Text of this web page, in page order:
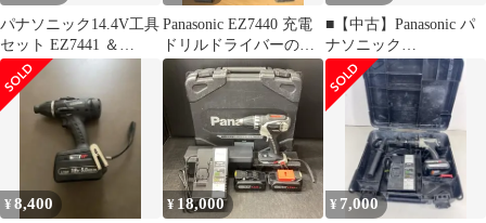
パナソニック14.4V工具
セット EZ7441 ＆
EZ7548（純正ケース
付）
Panasonic EZ7440 充電
ドリルドライバーのセ
ットです。
■【中古】Panasonic パ
ナソニック
EZ7441LZ2S-H ドリル
ドライバ 14.4V 3.0Ahバ
ッテリー
(EZ9L40)×2【ハンズク
ラフト宮崎新名爪店】
¥8,400 ¥ 18,000 ¥ 7,000